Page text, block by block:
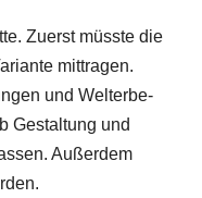
Zuerst müsste die
mittragen.
und Welterbe-
Gestaltung und
Außerdem